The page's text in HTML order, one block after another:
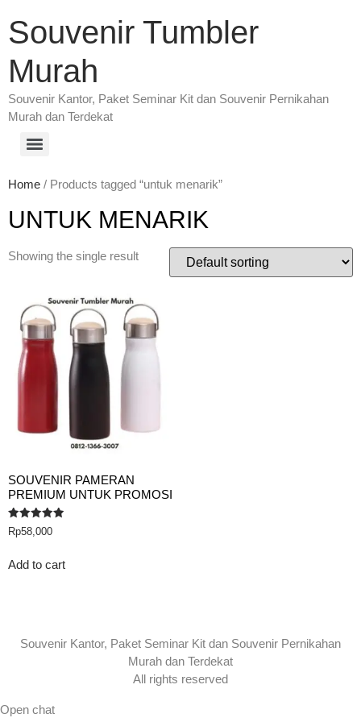
Souvenir Tumbler
Murah
Souvenir Kantor, Paket Seminar Kit dan Souvenir Pernikahan
Murah dan Terdekat
Home / Products tagged “untuk menarik”
UNTUK MENARIK
Showing the single result
SOUVENIR PAMERAN
PREMIUM UNTUK PROMOSI
Rated
5.00
Rp58,000
Add to cart
Souvenir Kantor, Paket Seminar Kit dan Souvenir Pernikahan
Murah dan Terdekat
All rights reserved
Open chat